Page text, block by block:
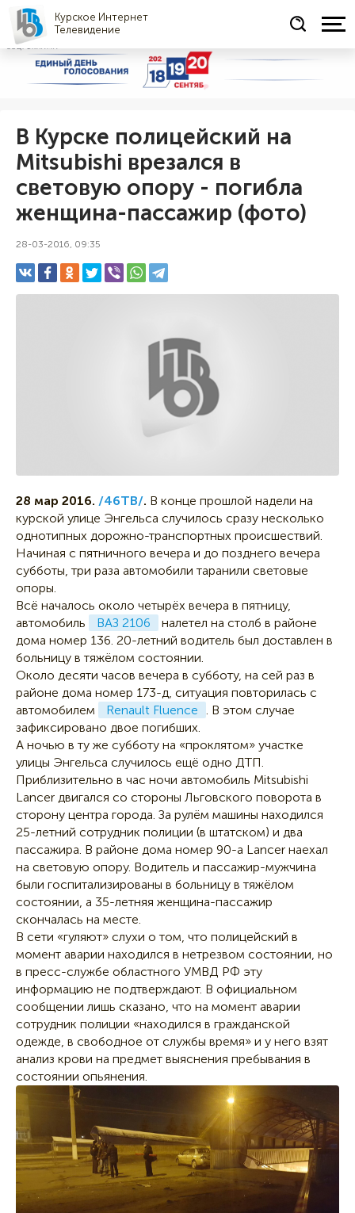
Курское Интернет
Телевидение
СОЦРЕКЛАМА
В Курске полицейский на
Mitsubishi врезался в
световую опору - погибла
женщина-пассажир (фото)
28-03-2016, 09:35
28 мар 2016. /46ТВ/. В конце прошлой надели на
курской улице Энгельса случилось сразу несколько
однотипных дорожно-транспортных происшествий.
Начиная с пятничного вечера и до позднего вечера
субботы, три раза автомобили таранили световые
опоры.
Всё началось около четырёх вечера в пятницу,
автомобиль
ВАЗ 2106
налетел на столб в районе
дома номер 136. 20-летний водитель был доставлен в
больницу в тяжёлом состоянии.
Около десяти часов вечера в субботу, на сей раз в
районе дома номер 173-д, ситуация повторилась с
автомобилем
Renault Fluence . В этом случае
зафиксировано двое погибших.
А ночью в ту же субботу на «проклятом» участке
улицы Энгельса случилось ещё одно ДТП.
Приблизительно в час ночи автомобиль Mitsubishi
Lancer двигался со стороны Льговского поворота в
сторону центра города. За рулём машины находился
25-летний сотрудник полиции (в штатском) и два
пассажира. В районе дома номер 90-а Lancer наехал
на световую опору. Водитель и пассажир-мужчина
были госпитализированы в больницу в тяжёлом
состоянии, а 35-летняя женщина-пассажир
скончалась на месте.
В сети «гуляют» слухи о том, что полицейский в
момент аварии находился в нетрезвом состоянии, но
в пресс-службе областного УМВД РФ эту
информацию не подтверждают. В официальном
сообщении лишь сказано, что на момент аварии
сотрудник полиции «находился в гражданской
одежде, в свободное от службы время» и у него взят
анализ крови на предмет выяснения пребывания в
состоянии опьянения.